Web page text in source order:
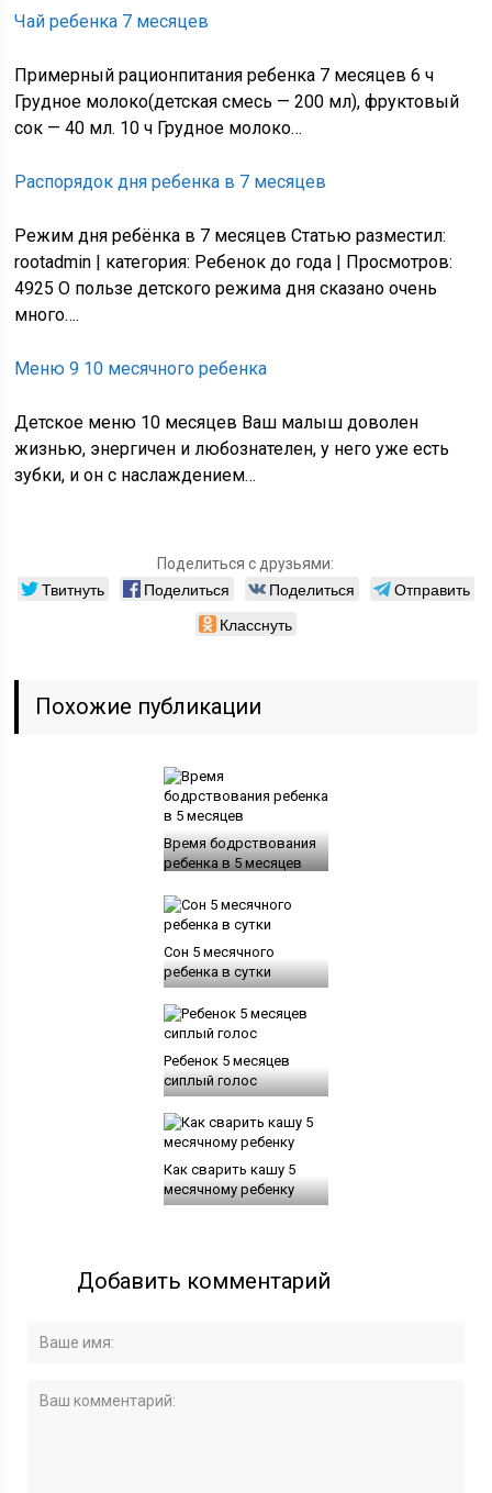
Чай ребенка 7 месяцев
Примерный рационпитания ребенка 7 месяцев 6 ч
Грудное молоко(детская смесь — 200 мл), фруктовый
сок — 40 мл. 10 ч Грудное молоко…
Распорядок дня ребенка в 7 месяцев
Режим дня ребёнка в 7 месяцев Статью разместил:
rootadmin | категория: Ребенок до года | Просмотров:
4925 О пользе детского режима дня сказано очень
много….
Меню 9 10 месячного ребенка
Детское меню 10 месяцев Ваш малыш доволен
жизнью, энергичен и любознателен, у него уже есть
зубки, и он с наслаждением…
Поделиться с друзьями:
Твитнуть Поделиться Поделиться
Отправить
Класснуть
Похожие публикации
Время бодрствования
ребенка в 5 месяцев
Сон 5 месячного
ребенка в сутки
Ребенок 5 месяцев
сиплый голос
Как сварить кашу 5
месячному ребенку
Добавить комментарий